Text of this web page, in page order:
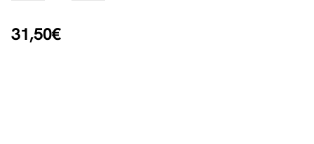
31,50€